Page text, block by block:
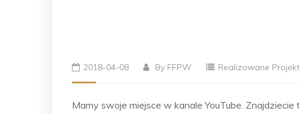
2018-04-08 By FFPW Realizowane
Mamy swoje miejsce w kanale YouTube.